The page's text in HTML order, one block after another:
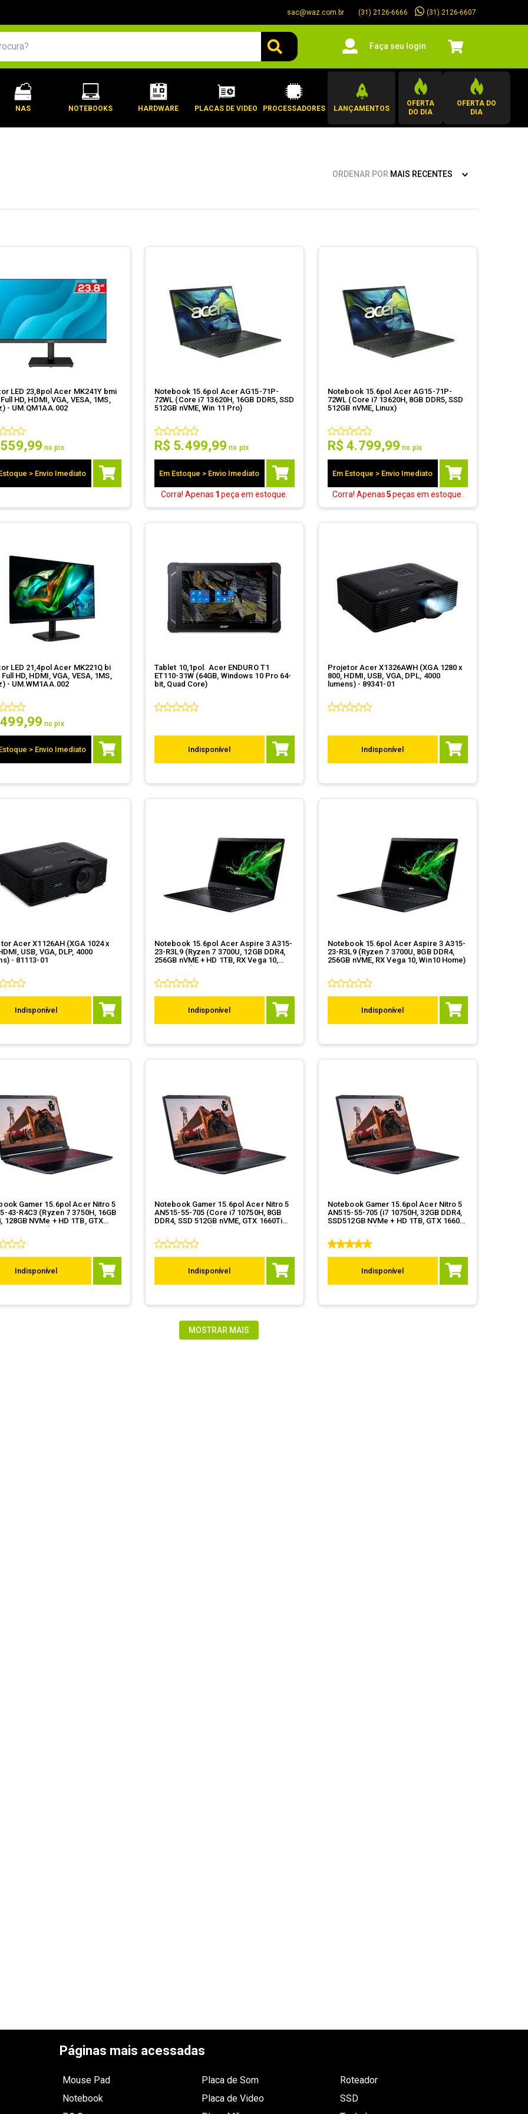
sac@waz.com.br (31) 2126-6666 (31) 2126-6607
Faça seu login
NAS NOTEBOOKS HARDWARE PLACAS DE VIDEO PROCESSADORES LANÇAMENTOS
OFERTA
DO DIA
OFERTA DO
DIA
ORDENAR POR MAIS RECENTES
LED 23,8pol Acer MK241Y bmi
HD, HDMI, VGA, VESA, 1MS,
- UM.QM1AA.002
559,99 no pix
> Envio Imediato
Notebook 15.6pol Acer AG15-71P-
72WL (Core i7 13620H, 16GB DDR5, SSD
512GB nVME, Win 11 Pro)
R$ 5.499,99 no pix
Em Estoque > Envio Imediato
Corra! Apenas 1 peça em estoque.
Notebook 15.6pol Acer AG15-71P-
72WL (Core i7 13620H, 8GB DDR5, SSD
512GB nVME, Linux)
R$ 4.799,99 no pix
Em Estoque > Envio Imediato
Corra! Apenas5peças em estoque.
LED 21,4pol Acer MK221Q bi
HD, HDMI, VGA, VESA, 1MS,
- UM.WM1AA.002
499,99 no pix
> Envio Imediato
Tablet 10,1pol. Acer ENDURO T1
ET110-31W (64GB, Windows 10 Pro 64-
bit, Quad Core)
Indisponível
Projetor Acer X1326AWH (XGA 1280 x
800, HDMI, USB, VGA, DPL, 4000
lumens) - 89341-01
Indisponível
Acer X1126AH (XGA 1024 x
USB, VGA, DLP, 4000
- 81113-01
Indisponível
Notebook 15.6pol Acer Aspire 3 A315-
23-R3L9 (Ryzen 7 3700U, 12GB DDR4,
256GB nVME + HD 1TB, RX Vega 10,
Win10 Pro)
Indisponível
Notebook 15.6pol Acer Aspire 3 A315-
23-R3L9 (Ryzen 7 3700U, 8GB DDR4,
256GB nVME, RX Vega 10, Win10 Home)
Indisponível
Gamer 15.6pol Acer Nitro 5
43-R4C3 (Ryzen 7 3750H, 16GB
128GB NVMe + HD 1TB, GTX
4GB, W10 Pro)
Indisponível
Notebook Gamer 15.6pol Acer Nitro 5
AN515-55-705 (Core i7 10750H, 8GB
DDR4, SSD 512GB nVME, GTX 1660Ti
6GB, W10 Home)
Indisponível
Notebook Gamer 15.6pol Acer Nitro 5
AN515-55-705 (i7 10750H, 32GB DDR4,
SSD512GB NVMe + HD 1TB, GTX 1660Ti
6GB, W10 Pro)
Indisponível
MOSTRAR MAIS
Páginas mais acessadas
Mouse Pad
Notebook
Placa de Som
Placa de Video
Roteador
SSD